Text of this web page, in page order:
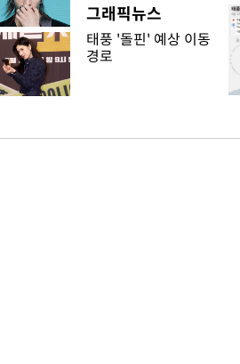
그래픽뉴스
태풍 '돌핀' 예상 이동
경로